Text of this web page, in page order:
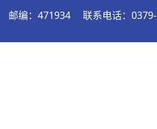
邮编：471934 联系电话：